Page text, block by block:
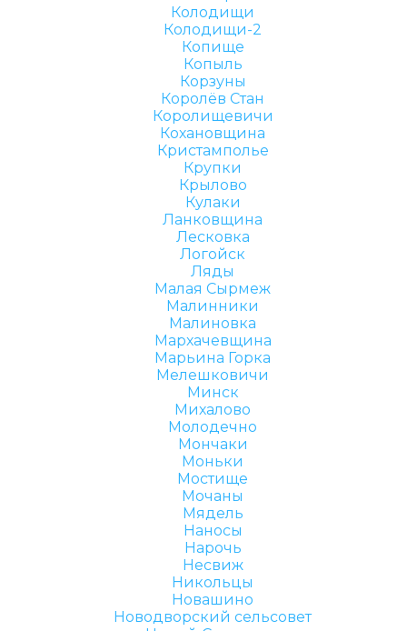
Колодищи
Колодищи-2
Копище
Копыль
Корзуны
Королёв Стан
Королищевичи
Кохановщина
Кристамполье
Крупки
Крылово
Кулаки
Ланковщина
Лесковка
Логойск
Ляды
Малая Сырмеж
Малинники
Малиновка
Мархачевщина
Марьина Горка
Мелешковичи
Минск
Михалово
Молодечно
Мончаки
Моньки
Мостище
Мочаны
Мядель
Наносы
Нарочь
Несвиж
Никольцы
Новашино
Новодворский сельсовет